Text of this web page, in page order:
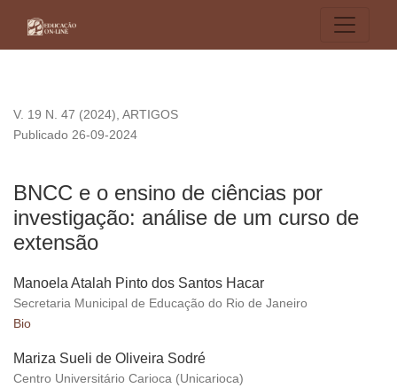
V. 19 N. 47 (2024), ARTIGOS
BNCC e o ensino de ciências por
investigação: análise de um curso de
extensão
Publicado 26-09-2024
Manoela Atalah Pinto dos Santos Hacar
Secretaria Municipal de Educação do Rio de Janeiro
Bio
Mariza Sueli de Oliveira Sodré
Centro Universitário Carioca (Unicarioca)